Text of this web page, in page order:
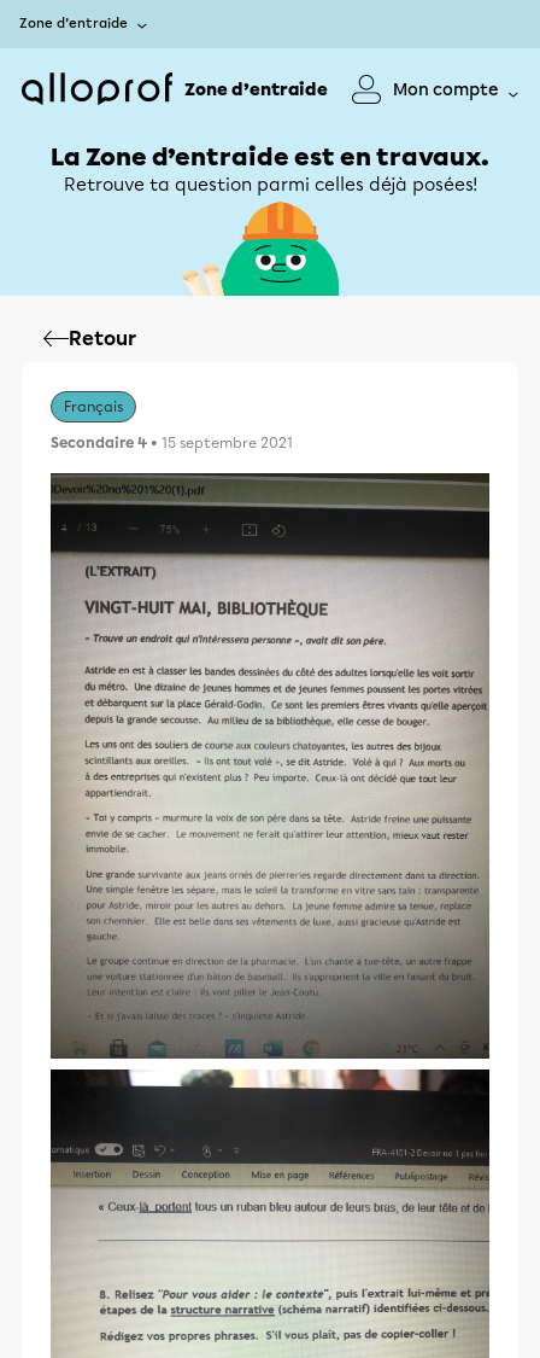
Zone d’entraide
Zone d’entraide Mon compte
La Zone d’entraide est en travaux.
Retrouve ta question parmi celles déjà posées!
Retour
Français
Secondaire 4 • 15 septembre 2021